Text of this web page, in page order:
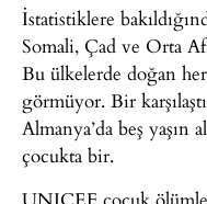
İstatistiklere
Somali, Çad ve Orta
Bu ülkelerde doğan
görmüyor. Bir
Almanya’da beş yaşın
çocukta bir.